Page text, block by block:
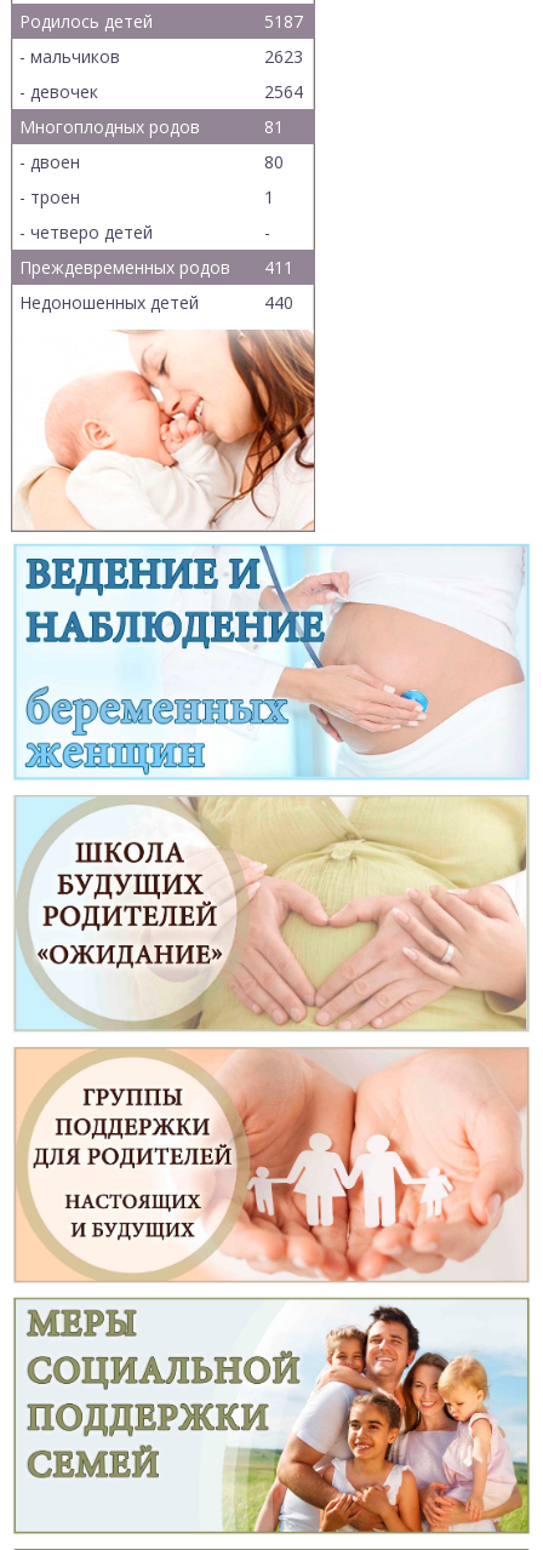
Родилось детей
5187
- мальчиков
2623
- девочек
2564
Многоплодных родов
81
- двоен
80
- троен
1
- четверо детей
-
Преждевременных родов
411
Недоношенных детей
440